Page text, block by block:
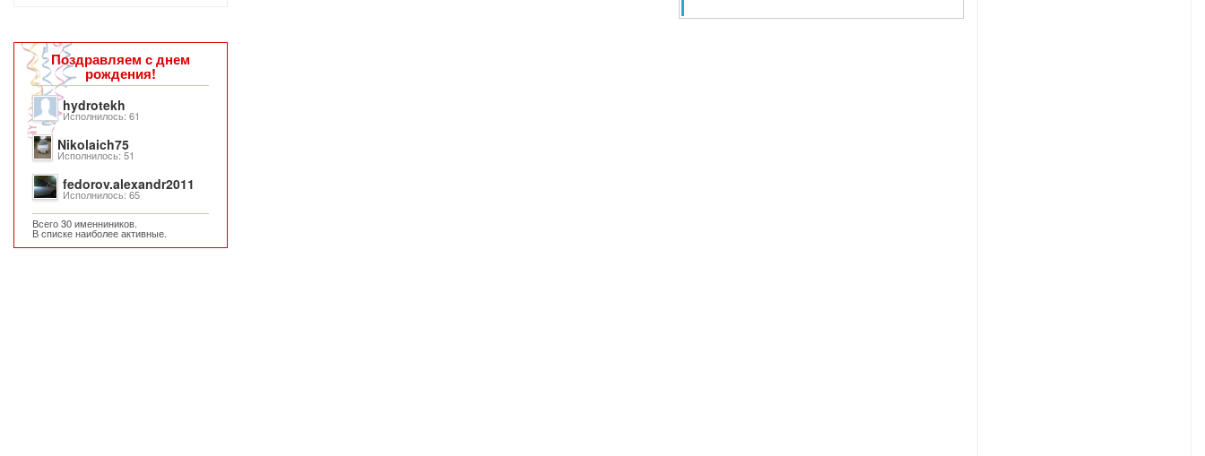
Поздравляем с днем
рождения!
hydrotekh
Исполнилось: 61
Nikolaich75
Исполнилось: 51
fedorov.alexandr2011
Исполнилось: 65
Всего 30 именниников.
В списке наиболее активные.